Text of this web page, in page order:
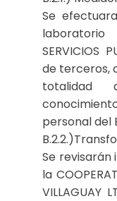
Se
laboratorio
SERVICIOS
de terceros,
totalidad
personal del
Se
la
VILLAGUAY